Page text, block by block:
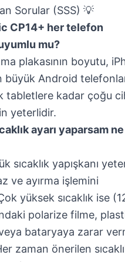
Sorular (SSS) 💡
CP14+ her telefon
mu?
plakasının boyutu,
büyük Android
tabletlere kadar çoğu
yeterlidir.
ayarı yaparsam ne
sıcaklık yapışkanı
ve ayırma işlemini
yüksek sıcaklık ise
polarize filme,
bataryaya zarar
zaman önerilen